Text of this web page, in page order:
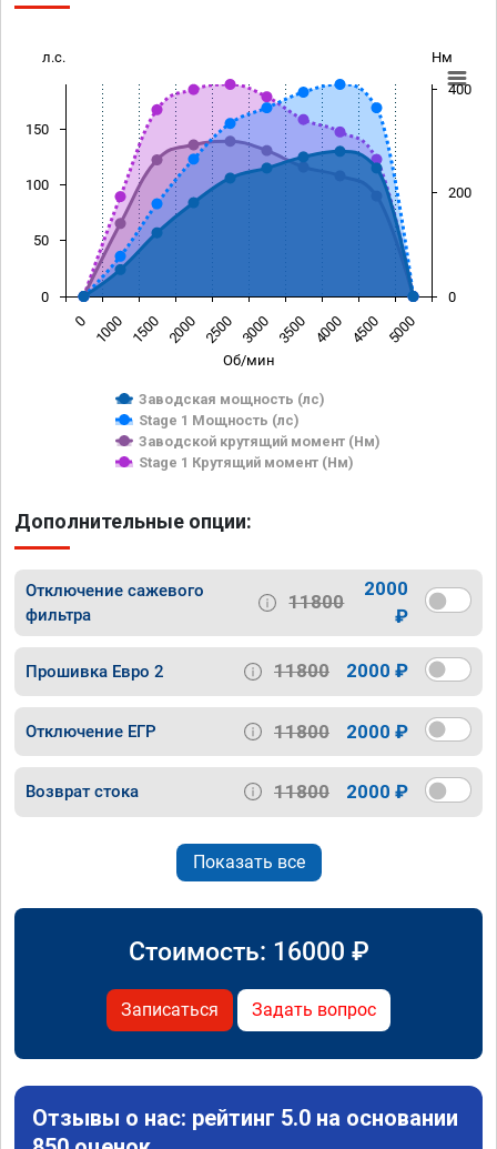
Об/мин
л.с. Нм
Заводская мощность (лс)
Stage 1 Мощность (лс)
Заводской крутящий момент (Нм)
Stage 1 Крутящий момент (Нм)
0 1000 1500 2000 2500 3000 3500 4000 4500 5000
0
50
100
150
0
200
400
Дополнительные опции:
Отключение сажевого
фильтра
11800
2000
₽
Прошивка Евро 2 11800 2000 ₽
Отключение ЕГР 11800 2000 ₽
Возврат стока 11800 2000 ₽
Показать все
Стоимость: 16000 ₽
Записаться Задать вопрос
Отзывы о нас: рейтинг 5.0 на основании